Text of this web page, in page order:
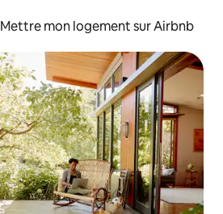
Mettre mon logement sur Airbnb